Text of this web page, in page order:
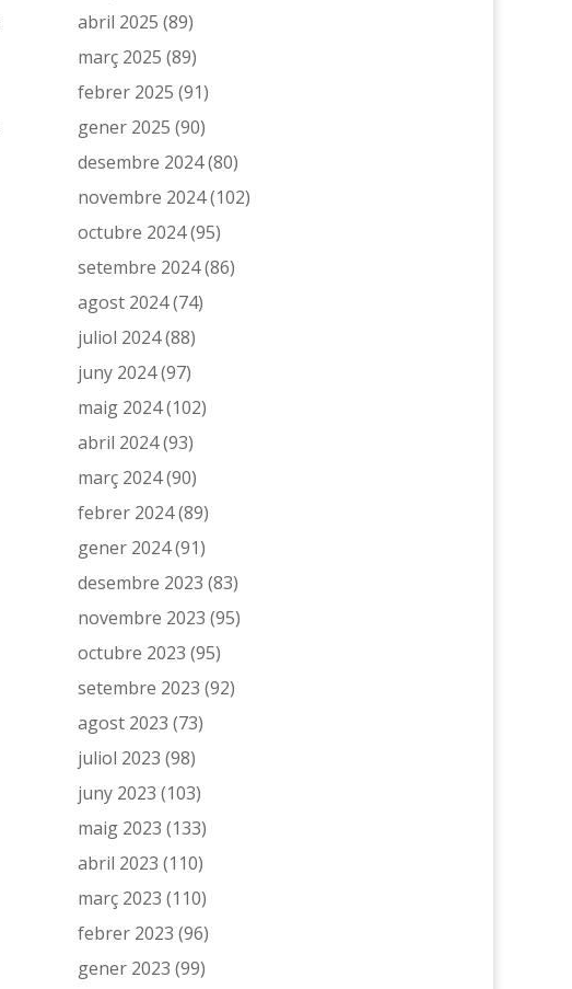
abril 2025 (89)
març 2025 (89)
febrer 2025 (91)
gener 2025 (90)
desembre 2024(80)
novembre 2024(102)
octubre 2024(95)
setembre 2024(86)
agost 2024(74)
juliol 2024(88)
juny 2024(97)
maig 2024(102)
abril 2024(93)
març 2024(90)
febrer 2024(89)
gener 2024(91)
desembre 2023 (83)
novembre 2023 (95)
octubre 2023 (95)
setembre 2023 (92)
agost 2023 (73)
juliol 2023 (98)
juny 2023 (103)
maig 2023 (133)
abril 2023 (110)
març 2023 (110)
febrer 2023 (96)
gener 2023 (99)